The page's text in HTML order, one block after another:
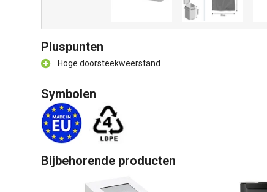
Pluspunten
Hoge doorsteekweerstand
Symbolen
Bijbehorende producten